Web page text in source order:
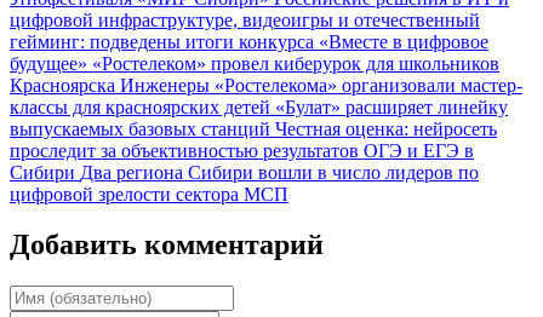
цифровой инфраструктуре, видеоигры и отечественный
гейминг: подведены итоги конкурса «Вместе в цифровое
будущее» «Ростелеком» провел киберурок для школьников
Красноярска Инженеры «Ростелекома» организовали мастер-
классы для красноярских детей «Булат» расширяет линейку
выпускаемых базовых станций Честная оценка: нейросеть
проследит за объективностью результатов ОГЭ и ЕГЭ в
Сибири Два региона Сибири вошли в число лидеров по
цифровой зрелости сектора МСП
Добавить комментарий